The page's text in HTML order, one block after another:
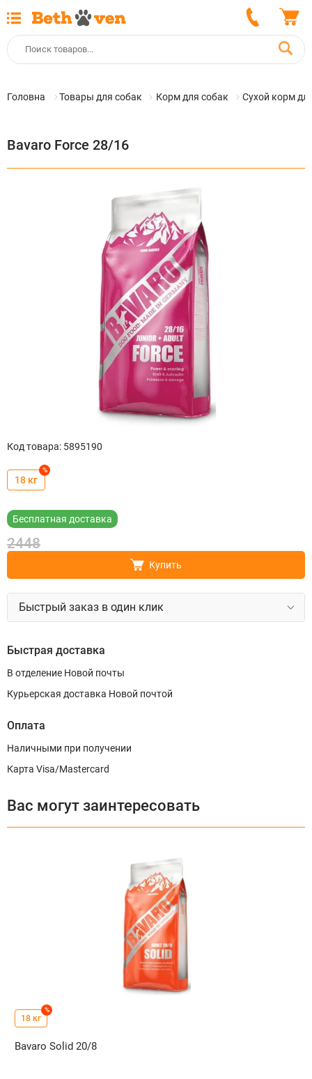
Головна Товары для собак Корм для собак Сухой корм
Bavaro Force 28/16
Код товара: 5895190
18 кг
%
Бесплатная доставка
2448
Купить
Быстрый заказ в один клик
Быстрая доставка
В отделение Новой почты
Курьерская доставка Новой почтой
Оплата
Наличными при получении
Карта Visa/Mastercard
Вас могут заинтересовать
18 кг
%
Bavaro Solid 20/8